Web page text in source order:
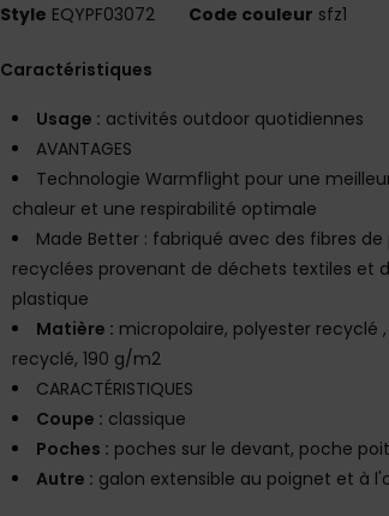
Style EQYPF03072 Code couleur sfz1
Caractéristiques
Usage : activités outdoor quotidiennes
AVANTAGES
Technologie Warmflight pour une
chaleur et une respirabilité optimale
Made Better : fabriqué avec des fibres
recyclées provenant de déchets textiles et
plastique
Matière : micropolaire, polyester recyclé
recyclé, 190 g/m2
CARACTÉRISTIQUES
Coupe : classique
Poches : poches sur le devant, poche
Autre : galon extensible au poignet et à